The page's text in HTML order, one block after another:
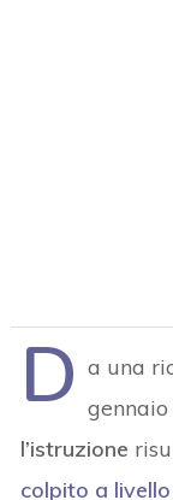
D a una
l’istruzione
colpito a